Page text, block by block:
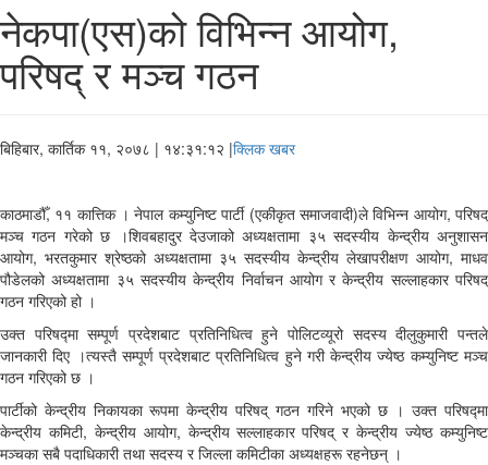
नेकपा(एस)को विभिन्न आयोग,
परिषद् र मञ्च गठन
बिहिबार, कार्तिक ११, २०७८ | १४:३१:१२ |क्लिक खबर
काठमाडौँ, ११ कात्तिक । नेपाल कम्युनिष्ट पार्टी (एकीकृत समाजवादी)ले विभिन्न आयोग, परिषद्
मञ्च गठन गरेको छ ।शिवबहादुर देउजाको अध्यक्षतामा ३५ सदस्यीय केन्द्रीय अनुशासन
आयोग, भरतकुमार श्रेष्ठको अध्यक्षतामा ३५ सदस्यीय केन्द्रीय लेखापरीक्षण आयोग, माधव
पौडेलको अध्यक्षतामा ३५ सदस्यीय केन्द्रीय निर्वाचन आयोग र केन्द्रीय सल्लाहकार परिषद्
गठन गरिएको हो ।
उक्त परिषद्मा सम्पूर्ण प्रदेशबाट प्रतिनिधित्व हुने पोलिटव्यूरो सदस्य दीलुकुमारी पन्तले
जानकारी दिए ।त्यस्तै सम्पूर्ण प्रदेशबाट प्रतिनिधित्व हुने गरी केन्द्रीय ज्येष्ठ कम्युनिष्ट मञ्च
गठन गरिएको छ ।
पार्टीको केन्द्रीय निकायका रूपमा केन्द्रीय परिषद् गठन गरिने भएको छ । उक्त परिषद्मा
केन्द्रीय कमिटी, केन्द्रीय आयोग, केन्द्रीय सल्लाहकार परिषद् र केन्द्रीय ज्येष्ठ कम्युनिष्ट
मञ्चका सबै पदाधिकारी तथा सदस्य र जिल्ला कमिटीका अध्यक्षहरू रहनेछन् ।